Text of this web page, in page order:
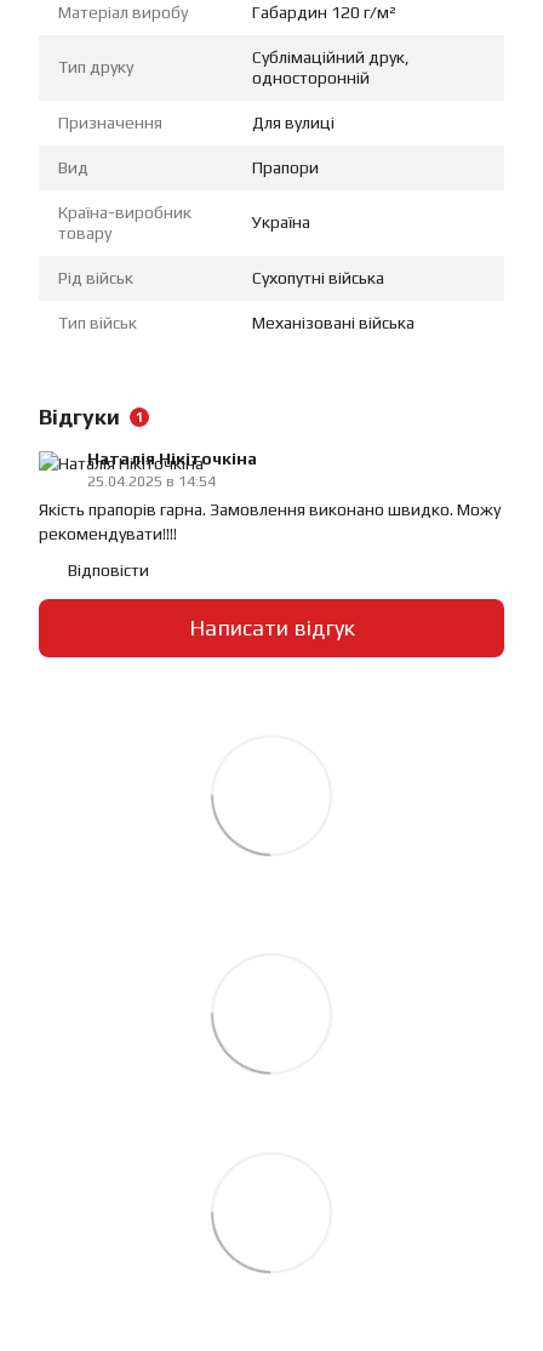
Матеріал виробу Габардин 120 г/м²
Тип друку
Сублімаційний друк,
односторонній
Призначення Для вулиці
Вид Прапори
Країна-виробник
товару
Україна
Рід військ Сухопутні війська
Тип військ Механізовані війська
Відгуки 1
Наталія Нікіточкіна
25.04.2025 в 14:54
Якість прапорів гарна. Замовлення виконано швидко. Можу
рекомендувати!!!!
Відповісти
Написати відгук